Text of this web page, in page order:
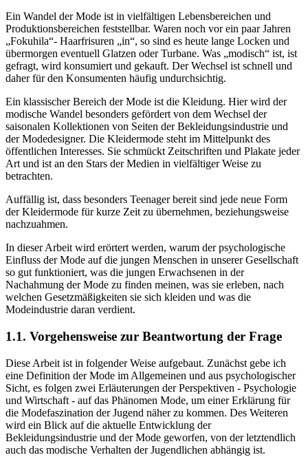
Ein Wandel der Mode ist in vielfältigen Lebensbereichen und
Produktionsbereichen feststellbar. Waren noch vor ein paar Jahren
„Fokuhila“- Haarfrisuren „in“, so sind es heute lange Locken und
übermorgen eventuell Glatzen oder Turbane. Was „modisch“ ist, ist
gefragt, wird konsumiert und gekauft. Der Wechsel ist schnell und
daher für den Konsumenten häufig undurchsichtig.
Ein klassischer Bereich der Mode ist die Kleidung. Hier wird der
modische Wandel besonders gefördert von dem Wechsel der
saisonalen Kollektionen von Seiten der Bekleidungsindustrie und
der Modedesigner. Die Kleidermode steht im Mittelpunkt des
öffentlichen Interesses. Sie schmückt Zeitschriften und Plakate jeder
Art und ist an den Stars der Medien in vielfältiger Weise zu
betrachten.
Auffällig ist, dass besonders Teenager bereit sind jede neue Form
der Kleidermode für kurze Zeit zu übernehmen, beziehungsweise
nachzuahmen.
In dieser Arbeit wird erörtert werden, warum der psychologische
Einfluss der Mode auf die jungen Menschen in unserer Gesellschaft
so gut funktioniert, was die jungen Erwachsenen in der
Nachahmung der Mode zu finden meinen, was sie erleben, nach
welchen Gesetzmäßigkeiten sie sich kleiden und was die
Modeindustrie daran verdient.
1.1. Vorgehensweise zur Beantwortung der Frage
Diese Arbeit ist in folgender Weise aufgebaut. Zunächst gebe ich
eine Definition der Mode im Allgemeinen und aus psychologischer
Sicht, es folgen zwei Erläuterungen der Perspektiven - Psychologie
und Wirtschaft - auf das Phänomen Mode, um einer Erklärung für
die Modefaszination der Jugend näher zu kommen. Des Weiteren
wird ein Blick auf die aktuelle Entwicklung der
Bekleidungsindustrie und der Mode geworfen, von der letztendlich
auch das modische Verhalten der Jugendlichen abhängig ist.